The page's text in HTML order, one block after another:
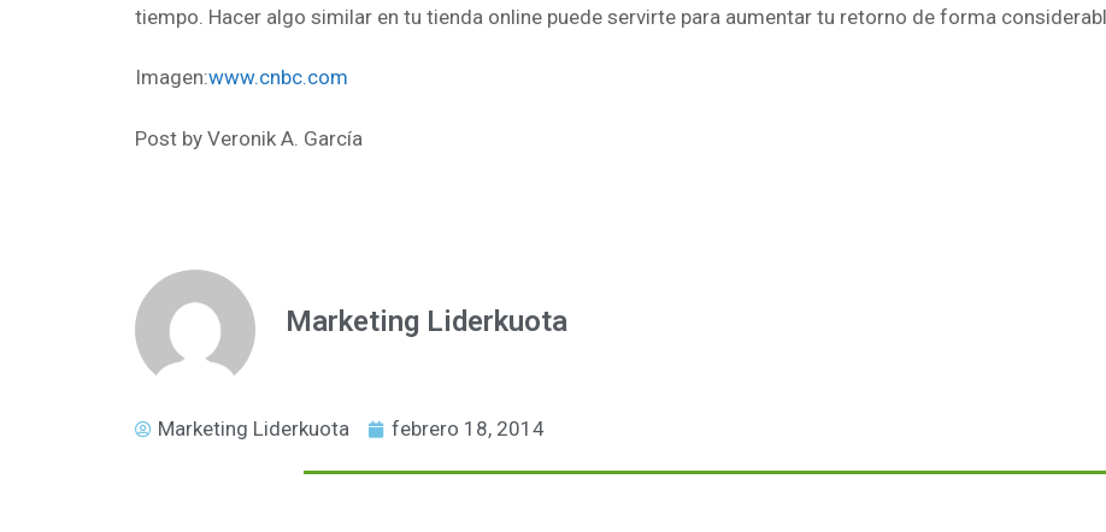
tiempo. Hacer algo similar en tu tienda online puede servirte para aumentar tu retorno de forma
Imagen:www.cnbc.com
Post by Veronik A. García
Marketing Liderkuota
Marketing Liderkuota febrero 18, 2014